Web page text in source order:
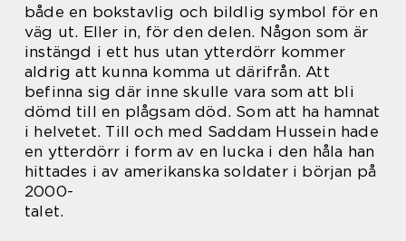
både en bokstavlig och bildlig symbol för en
väg ut. Eller in, för den delen. Någon som är
instängd i ett hus utan ytterdörr kommer
aldrig att kunna komma ut därifrån. Att
befinna sig där inne skulle vara som att bli
dömd till en plågsam död. Som att ha hamnat
i helvetet. Till och med Saddam Hussein hade
en ytterdörr i form av en lucka i den håla han
hittades i av amerikanska soldater i början på
2000-
talet.